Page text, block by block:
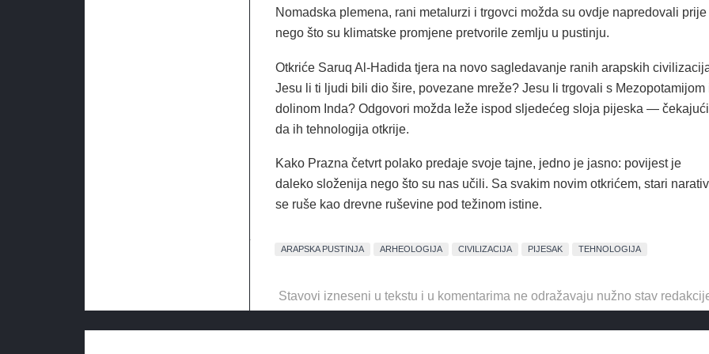
Nomadska plemena, rani metalurzi i trgovci možda su ovdje napredovali prije
nego što su klimatske promjene pretvorile zemlju u pustinju.
Otkriće Saruq Al-Hadida tjera na novo sagledavanje ranih arapskih
Jesu li ti ljudi bili dio šire, povezane mreže? Jesu li trgovali s Mezopotamijom
dolinom Inda? Odgovori možda leže ispod sljedećeg sloja pijeska — čekajući
da ih tehnologija otkrije.
Kako Prazna četvrt polako predaje svoje tajne, jedno je jasno: povijest je
daleko složenija nego što su nas učili. Sa svakim novim otkrićem, stari
se ruše kao drevne ruševine pod težinom istine.
ARAPSKA PUSTINJA ARHEOLOGIJA CIVILIZACIJA PIJESAK TEHNOLOGIJA
Stavovi izneseni u tekstu i u komentarima ne odražavaju nužno stav